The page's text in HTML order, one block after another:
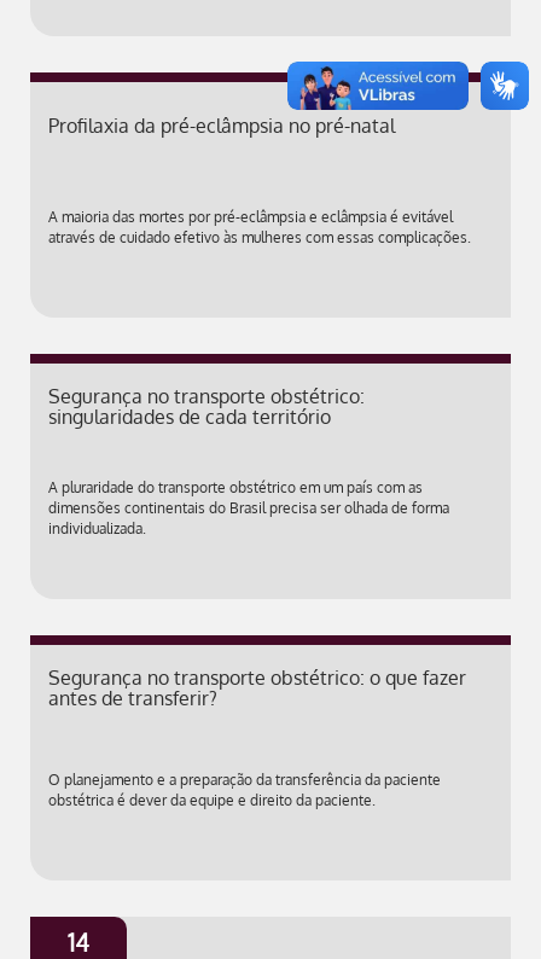
Profilaxia da pré-eclâmpsia no pré-natal
A maioria das mortes por pré-eclâmpsia e eclâmpsia é evitável
através de cuidado efetivo às mulheres com essas complicações.
Segurança no transporte obstétrico:
singularidades de cada território
A pluraridade do transporte obstétrico em um país com as
dimensões continentais do Brasil precisa ser olhada de forma
individualizada.
Segurança no transporte obstétrico: o que fazer
antes de transferir?
O planejamento e a preparação da transferência da paciente
obstétrica é dever da equipe e direito da paciente.
14